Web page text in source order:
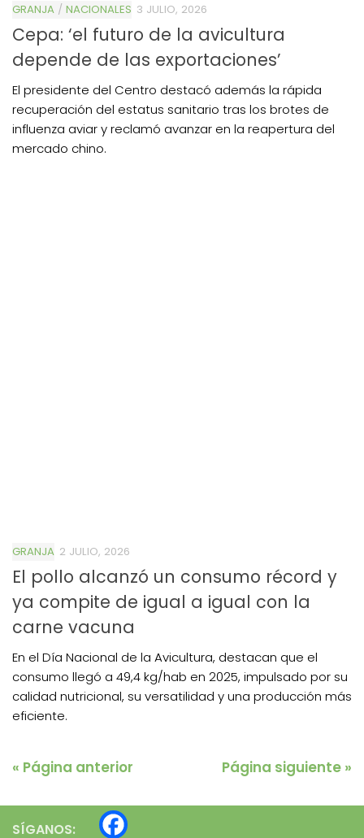
GRANJA / NACIONALES 3 JULIO, 2026
Cepa: ‘el futuro de la avicultura
depende de las exportaciones’
El presidente del Centro destacó además la rápida
recuperación del estatus sanitario tras los brotes de
influenza aviar y reclamó avanzar en la reapertura del
mercado chino.
GRANJA 2 JULIO, 2026
El pollo alcanzó un consumo récord y
ya compite de igual a igual con la
carne vacuna
En el Día Nacional de la Avicultura, destacan que el
consumo llegó a 49,4 kg/hab en 2025, impulsado por su
calidad nutricional, su versatilidad y una producción más
eficiente.
« Página anterior Página siguiente »
SÍGANOS: